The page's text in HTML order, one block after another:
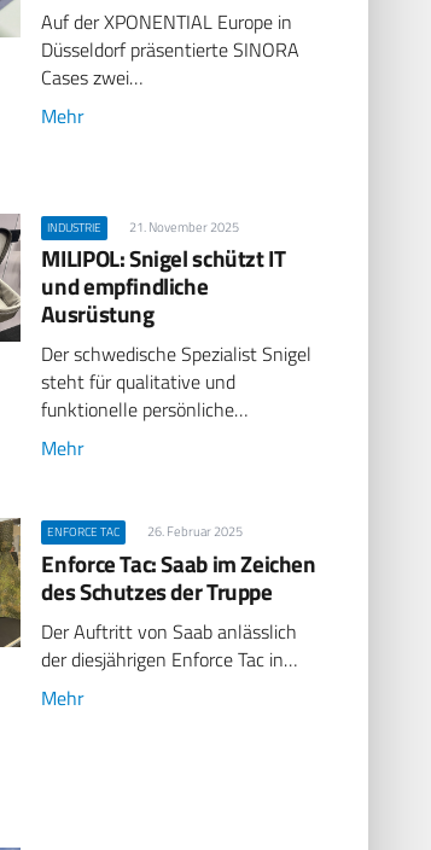
Auf der XPONENTIAL Europe in
Düsseldorf präsentierte SINORA
Cases zwei…
Mehr
INDUSTRIE 21. November 2025
MILIPOL: Snigel schützt IT
und empfindliche
Ausrüstung
Der schwedische Spezialist Snigel
steht für qualitative und
funktionelle persönliche…
Mehr
ENFORCE TAC 26. Februar 2025
Enforce Tac: Saab im Zeichen
des Schutzes der Truppe
Der Auftritt von Saab anlässlich
der diesjährigen Enforce Tac in…
Mehr